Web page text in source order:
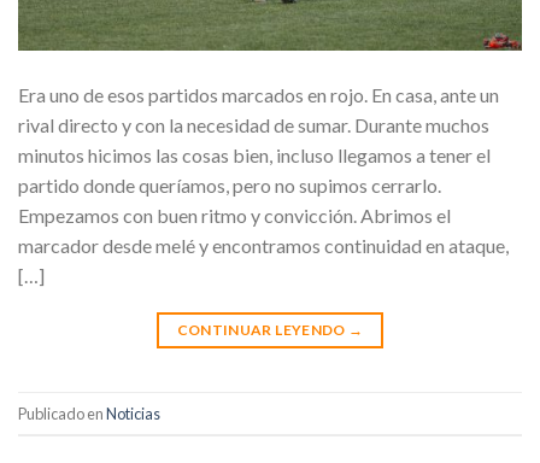
Era uno de esos partidos marcados en rojo. En casa, ante un
rival directo y con la necesidad de sumar. Durante muchos
minutos hicimos las cosas bien, incluso llegamos a tener el
partido donde queríamos, pero no supimos cerrarlo.
Empezamos con buen ritmo y convicción. Abrimos el
marcador desde melé y encontramos continuidad en ataque,
[…]
CONTINUAR LEYENDO →
Publicado enNoticias